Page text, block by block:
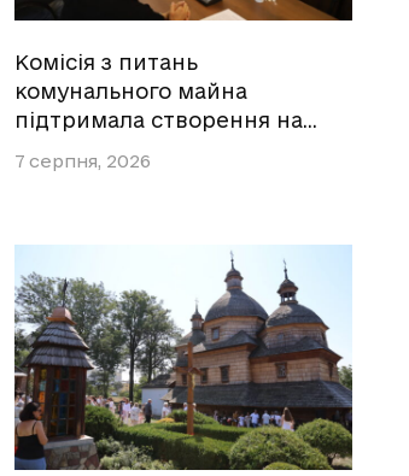
Комісія з питань
комунального майна
підтримала створення на…
7 серпня, 2026